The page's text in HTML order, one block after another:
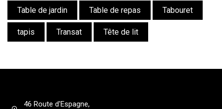
Table de jardin Table de repas Tabouret
tapis Transat Tête de lit
46 Route d'Espagne,